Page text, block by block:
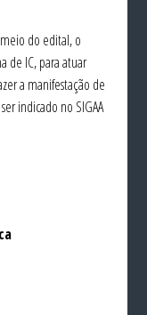
meio do edital, o
de IC, para atuar
a manifestação de
indicado no SIGAA